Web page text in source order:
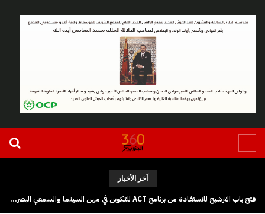
آخر الأخبار
تجديد المكتب الجهوي لأطر ومستخدمي وكالة الجنوب بكلميم وادنون تحت لواء UGTM